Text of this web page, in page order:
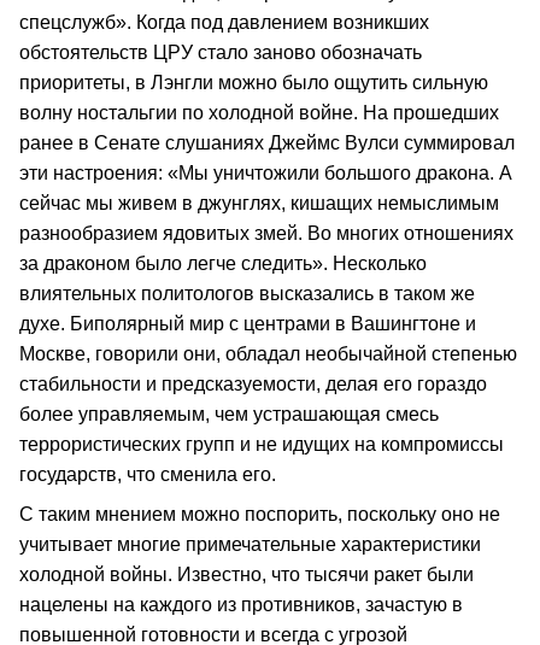
спецслужб». Когда под давлением возникших
обстоятельств ЦРУ стало заново обозначать
приоритеты, в Лэнгли можно было ощутить сильную
волну ностальгии по холодной войне. На прошедших
ранее в Сенате слушаниях Джеймс Вулси суммировал
эти настроения: «Мы уничтожили большого дракона. А
сейчас мы живем в джунглях, кишащих немыслимым
разнообразием ядовитых змей. Во многих отношениях
за драконом было легче следить». Несколько
влиятельных политологов высказались в таком же
духе. Биполярный мир с центрами в Вашингтоне и
Москве, говорили они, обладал необычайной степенью
стабильности и предсказуемости, делая его гораздо
более управляемым, чем устрашающая смесь
террористических групп и не идущих на компромиссы
государств, что сменила его.
С таким мнением можно поспорить, поскольку оно не
учитывает многие примечательные характеристики
холодной войны. Известно, что тысячи ракет были
нацелены на каждого из противников, зачастую в
повышенной готовности и всегда с угрозой